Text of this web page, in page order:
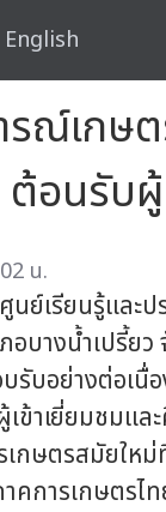
English
รณ์เกษ
อนรับ
น.
นย์เรียนรู้และ
งน้ำเปรี้ยว จั
รับอย่างต่อเนื่
ข้าเยี่ยมชมแ
กษตรสมัยให
คการเกษตรไ